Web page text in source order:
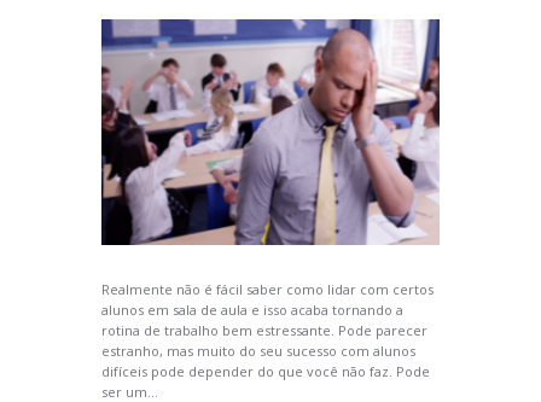
Realmente não é fácil saber como lidar com certos
alunos em sala de aula e isso acaba tornando a
rotina de trabalho bem estressante. Pode parecer
estranho, mas muito do seu sucesso com alunos
difíceis pode depender do que você não faz. Pode
ser um...